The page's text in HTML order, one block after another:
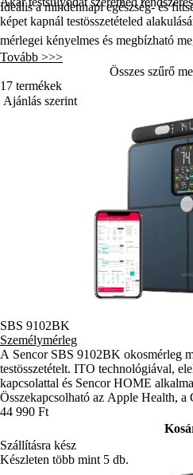
Ideális a mindennapi egészség- és
képet kapnál testösszetételed
mérlegei kényelmes és megbízható
igényeidhez legjobban illő modellt, és
nyomon követni egészségügyi és
Tovább >>>
Összes szűrő
17 termékek
SBS 9102BK
Személymérleg
A Sencor SBS 9102BK okosmérleg
testösszetételt. ITO technológiával,
kapcsolattal és Sencor HOME
Összekapcsolható az Apple Health, a
alkalmazással. Teherbírása 180 kg,
44 990 Ft
Szállításra kész
Készleten több mint 5 db.